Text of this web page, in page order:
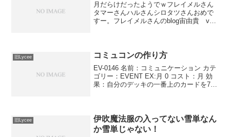
月だらけだったようでｗフレイメルさん
タマーさんハルさんシロタツさんおめで
すー。フレイメルさんのblog宙由貴 ver.
旧Lycee コミュコンの作り方
EV-0146 名前：コミュニケーション カテ
ゴリー：EVENT EX:月 0 コスト：月 効
果：自分のデッキの一番上のカードを7枚
旧Lycee
伊吹魔法服の入ってない雪単なん
か雪単じゃない！